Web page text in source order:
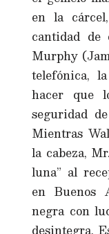
en la
cantidad de
Murphy
telefónica,
hacer que
seguridad
Mientras
la cabeza,
luna” al
en Buenos
negra con
desintegra.